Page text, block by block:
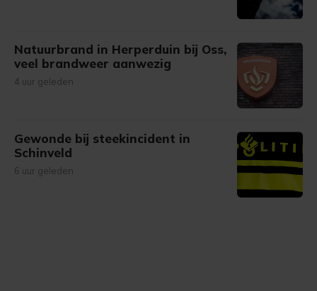
Natuurbrand in Herperduin bij Oss,
veel brandweer aanwezig
4 uur geleden
Gewonde bij steekincident in
Schinveld
6 uur geleden